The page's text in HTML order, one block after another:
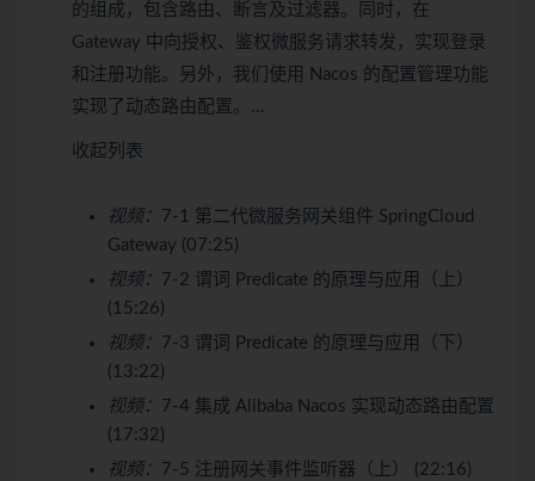
的组成，包含路由、断言及过滤器。同时，在
Gateway 中向授权、鉴权微服务请求转发，实现登录
和注册功能。另外，我们使用 Nacos 的配置管理功能
实现了动态路由配置。…
收起列表
视频：
7-1 第二代微服务网关组件 SpringCloud
Gateway (07:25)
视频：
7-2 谓词 Predicate 的原理与应用（上）
(15:26)
视频：
7-3 谓词 Predicate 的原理与应用（下）
(13:22)
视频：
7-4 集成 Alibaba Nacos 实现动态路由配置
(17:32)
视频：
7-5 注册网关事件监听器（上） (22:16)